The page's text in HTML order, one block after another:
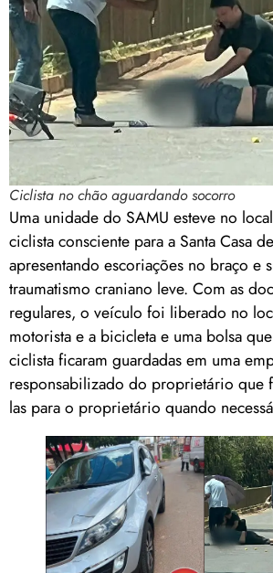
Ciclista no chão aguardando socorro
Uma unidade do SAMU esteve no
ciclista consciente para a Santa Casa
apresentando escoriações no braço e
traumatismo craniano leve. Com as
regulares, o veículo foi liberado no
motorista e a bicicleta e uma bolsa
ciclista ficaram guardadas em uma
responsabilizado do proprietário que
las para o proprietário quando